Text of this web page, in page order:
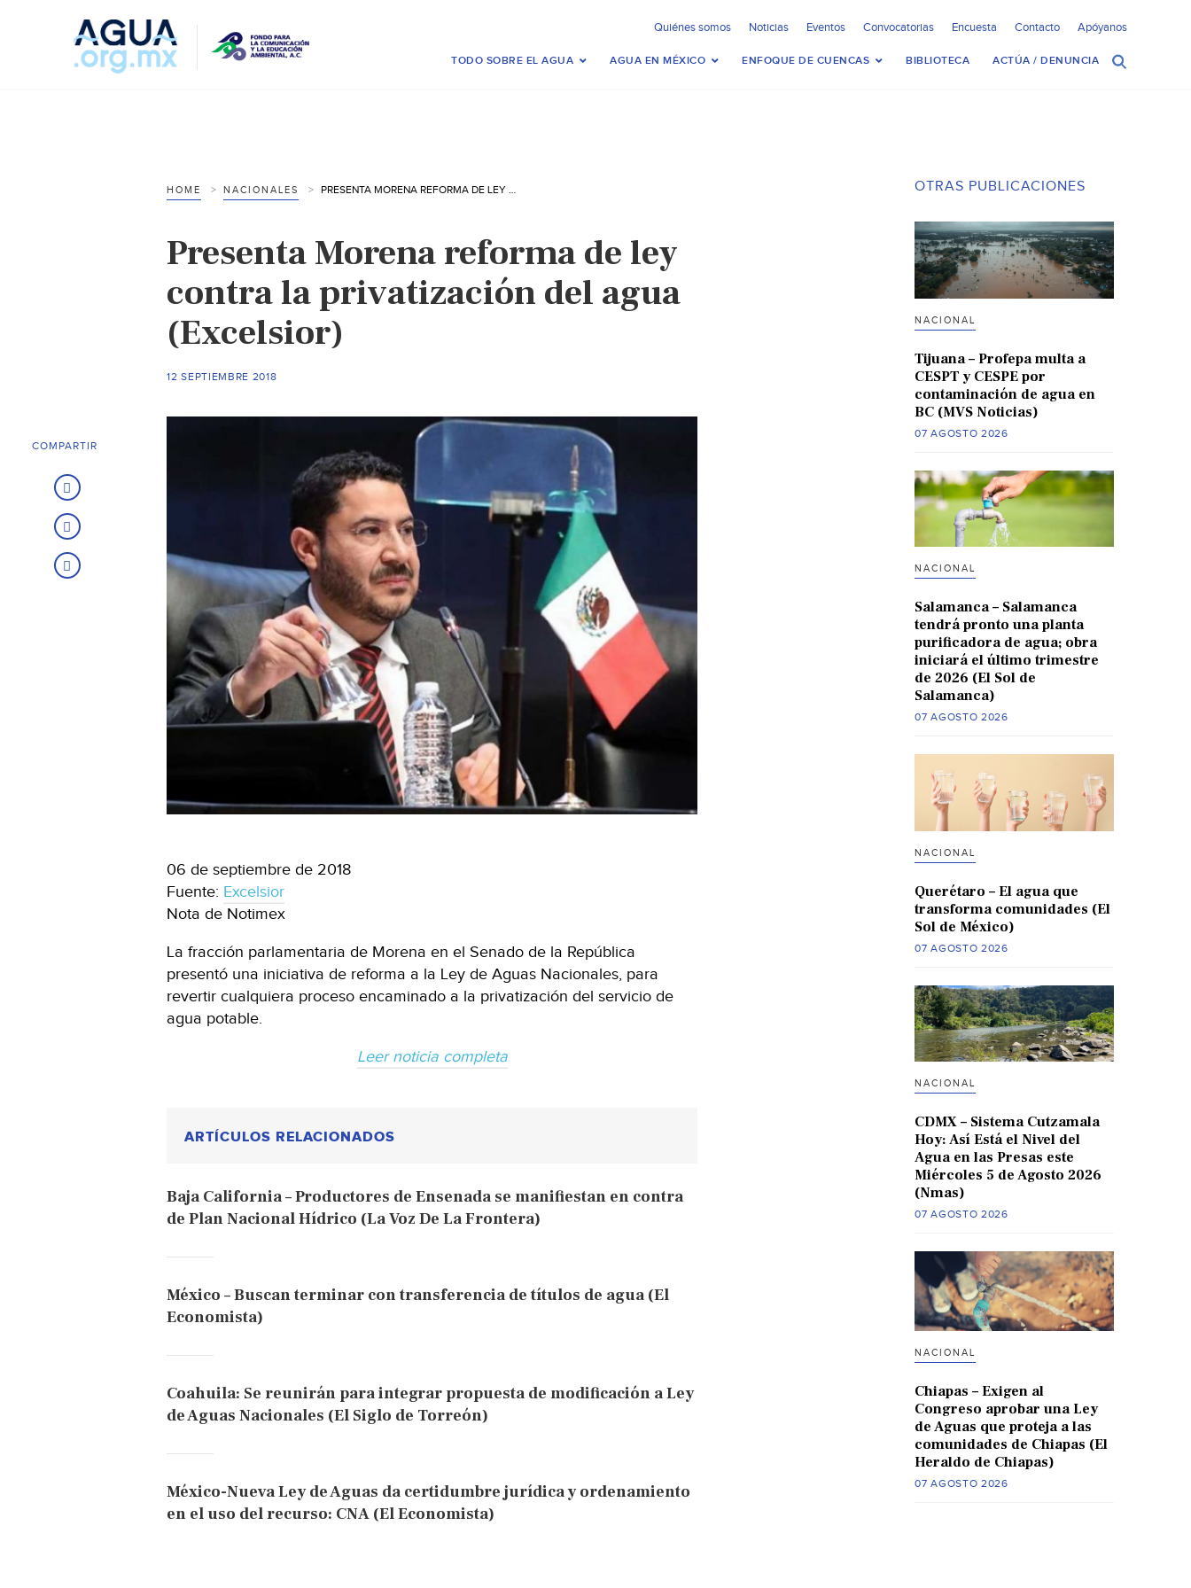
Quiénes somos Noticias Eventos Convocatorias Encuesta Contacto Apóyanos
TODO SOBRE EL AGUA AGUA EN MÉXICO ENFOQUE DE CUENCAS BIBLIOTECA ACTÚA / DENUNCIA
HOME NACIONALES PRESENTA MORENA REFORMA DE LEY CONTRA LA PRIVATIZACIÓN DEL AGUA (EXCELSIOR)
Presenta Morena reforma de ley
contra la privatización del agua
(Excelsior)
12 SEPTIEMBRE 2018
06 de septiembre de 2018
Fuente: Excelsior
Nota de Notimex
La fracción parlamentaria de Morena en el Senado de la República
presentó una iniciativa de reforma a la Ley de Aguas Nacionales, para
revertir cualquiera proceso encaminado a la privatización del servicio de
agua potable.
Leer noticia completa
ARTÍCULOS RELACIONADOS
Baja California – Productores de Ensenada se manifiestan en contra
de Plan Nacional Hídrico (La Voz De La Frontera)
México – Buscan terminar con transferencia de títulos de agua (El
Economista)
Coahuila: Se reunirán para integrar propuesta de modificación a Ley
de Aguas Nacionales (El Siglo de Torreón)
México-Nueva Ley de Aguas da certidumbre jurídica y ordenamiento
en el uso del recurso: CNA (El Economista)
COMPARTIR
OTRAS PUBLICACIONES
NACIONAL
Tijuana – Profepa multa a
CESPT y CESPE por
contaminación de agua en
BC (MVS Noticias)
07 AGOSTO 2026
NACIONAL
Salamanca – Salamanca
tendrá pronto una planta
purificadora de agua; obra
iniciará el último trimestre
de 2026 (El Sol de
Salamanca)
07 AGOSTO 2026
NACIONAL
Querétaro – El agua que
transforma comunidades (El
Sol de México)
07 AGOSTO 2026
NACIONAL
CDMX – Sistema Cutzamala
Hoy: Así Está el Nivel del
Agua en las Presas este
Miércoles 5 de Agosto 2026
(Nmas)
07 AGOSTO 2026
NACIONAL
Chiapas – Exigen al
Congreso aprobar una Ley
de Aguas que proteja a las
comunidades de Chiapas (El
Heraldo de Chiapas)
07 AGOSTO 2026